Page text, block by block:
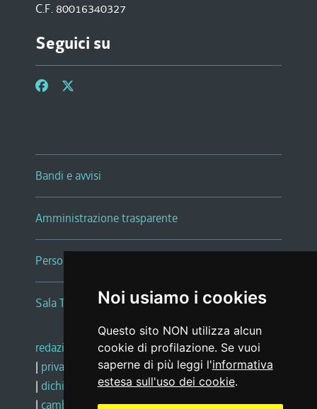
Noi usiamo i cookies
Questo sito NON utilizza alcun
cookie di profilazione. Se vuoi
saperne di più leggi l'informativa
estesa sull'uso dei cookie.
C.F. 80016340327
Seguici su
Bandi e avvisi
Amministrazione trasparente
Persone e Uffici
Sala Tiziano Tessitori
redazione web |note legali |glossario
| privacy
social media policy
| dichiarazione di accessibilità |feedback
| cambio preferenze cookie